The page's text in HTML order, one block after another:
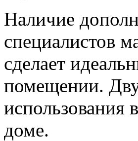
Наличие
специалистов
сделает
помещении.
использования
доме.